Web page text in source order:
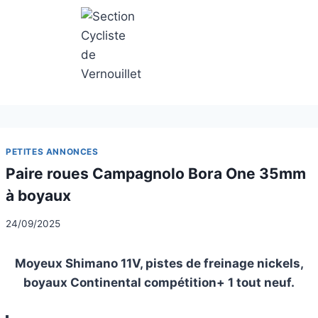
PETITES ANNONCES
Paire roues Campagnolo Bora One 35mm
à boyaux
24/09/2025
Moyeux Shimano 11V, pistes de freinage nickels,
boyaux Continental compétition+ 1 tout neuf.